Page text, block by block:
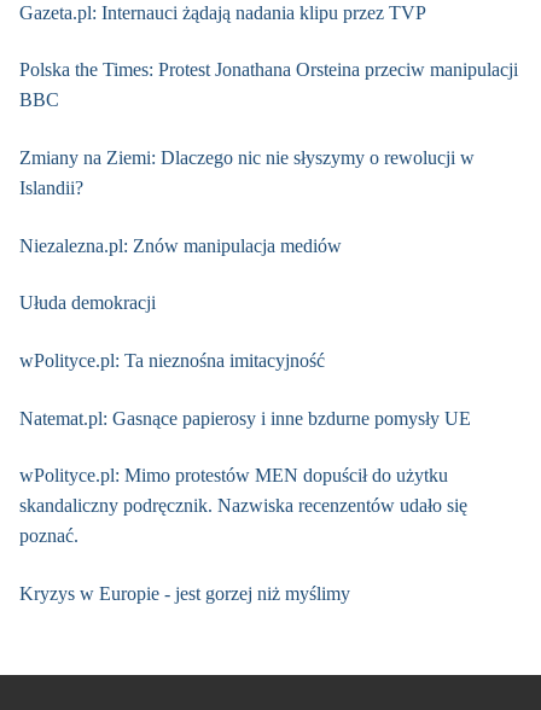
Gazeta.pl: Internauci żądają nadania klipu przez TVP
Polska the Times: Protest Jonathana Orsteina przeciw manipulacji
BBC
Zmiany na Ziemi: Dlaczego nic nie słyszymy o rewolucji w
Islandii?
Niezalezna.pl: Znów manipulacja mediów
Ułuda demokracji
wPolityce.pl: Ta nieznośna imitacyjność
Natemat.pl: Gasnące papierosy i inne bzdurne pomysły UE
wPolityce.pl: Mimo protestów MEN dopuścił do użytku
skandaliczny podręcznik. Nazwiska recenzentów udało się
poznać.
Kryzys w Europie - jest gorzej niż myślimy